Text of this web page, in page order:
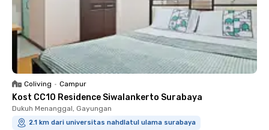
Coliving • Campur
Kost CC10 Residence Siwalankerto Surabaya
Dukuh Menanggal, Gayungan
2.1 km dari universitas nahdlatul ulama surabaya